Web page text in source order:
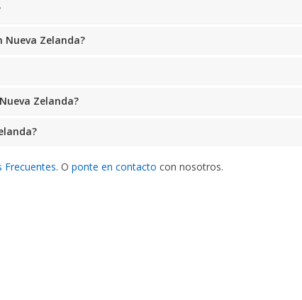
Zelanda?
Zelanda?
Frecuentes. O ponte en contacto con nosotros.